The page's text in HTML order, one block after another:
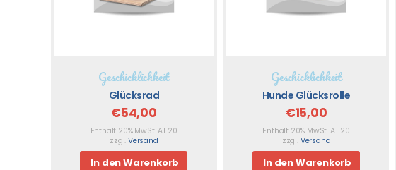
Geschicklichkeit
Glücksrad
€54,00
Enthält 20% MwSt. AT 20
zzgl. Versand
In den Warenkorb
Geschicklichkeit
Hunde Glücksrolle
€15,00
Enthält 20% MwSt. AT 20
zzgl. Versand
In den Warenkorb